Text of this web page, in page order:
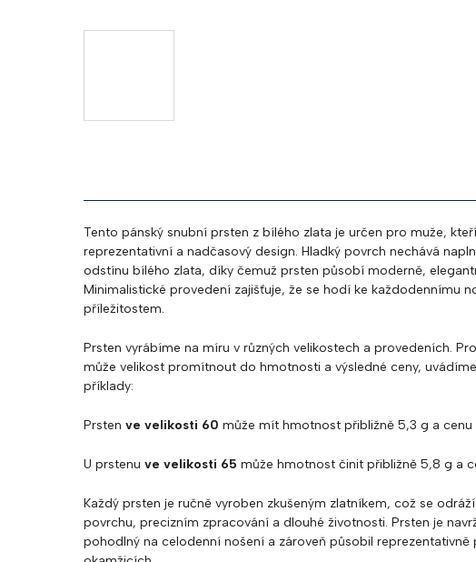
Tento pánský snubní prsten z bílého zlata je určen pro muže,
reprezentativní a nadčasový design. Hladký povrch nechává
odstínu bílého zlata, díky čemuž prsten působí moderně,
Minimalistické provedení zajišťuje, že se hodí ke každodennímu
příležitostem.
Prsten vyrábíme na míru v různých velikostech a provedeních.
může velikost promítnout do hmotnosti a výsledné ceny,
příklady:
Prsten ve velikosti 60 může mít hmotnost přibližně 5,3 g a cenu
U prstenu ve velikosti 65 může hmotnost činit přibližně 5,8 g a
Každý prsten je ručně vyroben zkušeným zlatníkem, což se
povrchu, precizním zpracování a dlouhé životnosti. Prsten je
pohodlný na celodenní nošení a zároveň působil reprezentativně